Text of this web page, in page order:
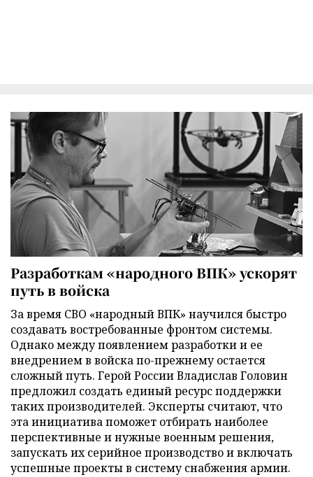
Разработкам «народного ВПК» ускорят
путь в войска
За время СВО «народный ВПК» научился быстро
создавать востребованные фронтом системы.
Однако между появлением разработки и ее
внедрением в войска по-прежнему остается
сложный путь. Герой России Владислав Головин
предложил создать единый ресурс поддержки
таких производителей. Эксперты считают, что
эта инициатива поможет отбирать наиболее
перспективные и нужные военным решения,
запускать их серийное производство и включать
успешные проекты в систему снабжения армии.